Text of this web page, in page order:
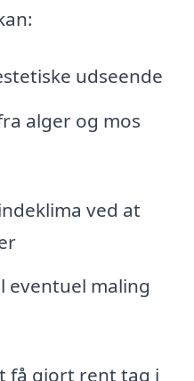
udseende
alger og mos
ved at
eventuel maling
få gjort rent tag i